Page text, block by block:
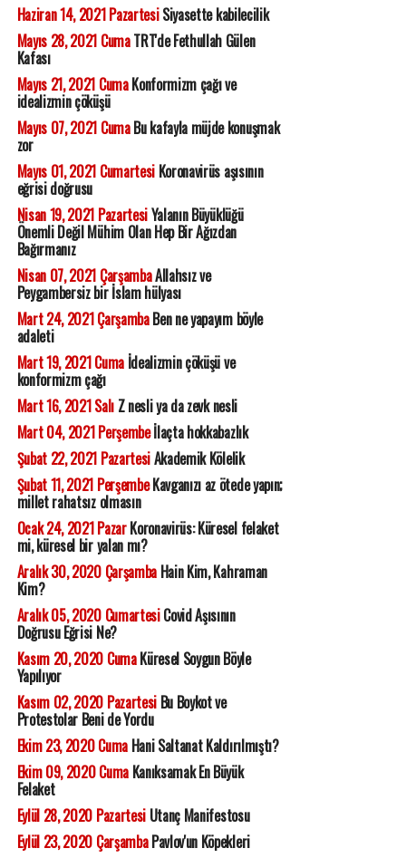
Haziran 14, 2021 PazartesiSiyasette kabilecilik
Mayıs 28, 2021 CumaTRT'de Fethullah Gülen
Kafası
Mayıs 21, 2021 CumaKonformizm çağı ve
idealizmin çöküşü
Mayıs 07, 2021 CumaBu kafayla müjde konuşmak
zor
Mayıs 01, 2021 CumartesiKoronavirüs aşısının
eğrisi doğrusu
Nisan 19, 2021 PazartesiYalanın Büyüklüğü
Önemli Değil Mühim Olan Hep Bir Ağızdan
Bağırmanız
Nisan 07, 2021 ÇarşambaAllahsız ve
Peygambersiz bir İslam hülyası
Mart 24, 2021 ÇarşambaBen ne yapayım böyle
adaleti
Mart 19, 2021 Cumaİdealizmin çöküşü ve
konformizm çağı
Mart 16, 2021 SalıZ nesli ya da zevk nesli
Mart 04, 2021 Perşembeİlaçta hokkabazlık
Şubat 22, 2021 PazartesiAkademik Kölelik
Şubat 11, 2021 PerşembeKavganızı az ötede yapın;
millet rahatsız olmasın
Ocak 24, 2021 PazarKoronavirüs: Küresel felaket
mi, küresel bir yalan mı?
Aralık 30, 2020 ÇarşambaHain Kim, Kahraman
Kim?
Aralık 05, 2020 CumartesiCovid Aşısının
Doğrusu Eğrisi Ne?
Kasım 20, 2020 CumaKüresel Soygun Böyle
Yapılıyor
Kasım 02, 2020 PazartesiBu Boykot ve
Protestolar Beni de Yordu
Ekim 23, 2020 CumaHani Saltanat Kaldırılmıştı?
Ekim 09, 2020 CumaKanıksamak En Büyük
Felaket
Eylül 28, 2020 PazartesiUtanç Manifestosu
Eylül 23, 2020 ÇarşambaPavlov'un Köpekleri